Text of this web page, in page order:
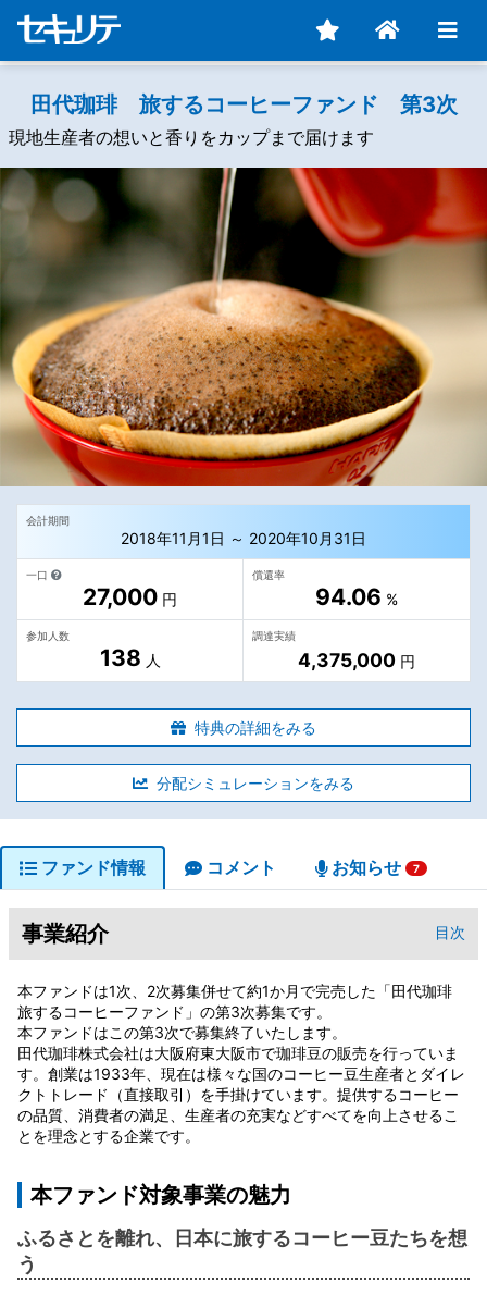
田代珈琲 旅するコーヒーファンド 第3次
現地生産者の想いと香りをカップまで届けます
会計期間
2018年11月1日 ～ 2020年10月31日
一口
27,000 円
償還率
94.06 %
参加人数
138 人
調達実績
4,375,000 円
特典の詳細をみる
分配シミュレーションをみる
ファンド情報 コメント お知らせ 7
事業紹介 目次
本ファンドは1次、2次募集併せて約1か月で完売した「田代珈琲
旅するコーヒーファンド」の第3次募集です。
本ファンドはこの第3次で募集終了いたします。
田代珈琲株式会社は大阪府東大阪市で珈琲豆の販売を行っていま
す。創業は1933年、現在は様々な国のコーヒー豆生産者とダイレ
クトトレード（直接取引）を手掛けています。提供するコーヒー
の品質、消費者の満足、生産者の充実などすべてを向上させるこ
とを理念とする企業です。
本ファンド対象事業の魅力
ふるさとを離れ、日本に旅するコーヒー豆たちを想
う